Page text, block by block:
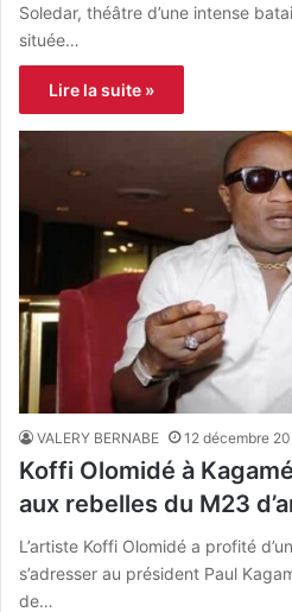
Soledar, théâtre d’une intense
située…
Lire la suite »
VALERY BERNABE 12 décembre
Koffi Olomidé à
aux rebelles du M23
L’artiste Koffi Olomidé a profité
s’adresser au président Paul
de…